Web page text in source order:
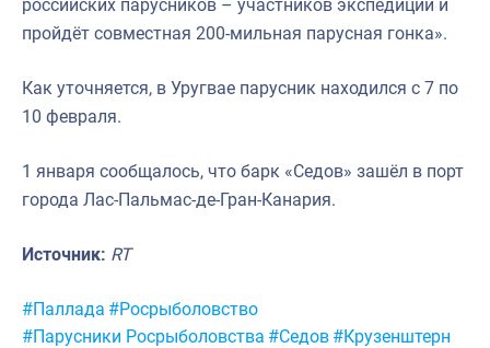
российских парусников – участников экспедиции и
пройдёт совместная 200-мильная парусная гонка».
Как уточняется, в Уругвае парусник находился с 7 по
10 февраля.
1 января сообщалось, что барк «Седов» зашёл в порт
города Лас-Пальмас-де-Гран-Канария.
Источник: RT
Метки:
#Паллада #Росрыболовство
#Парусники Росрыболовства #Седов #Крузенштерн